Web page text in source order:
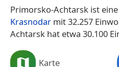
Primorsko-Achtarsk ist
Krasnodar mit 32.257
Achtarsk hat etwa 30.100
Karte